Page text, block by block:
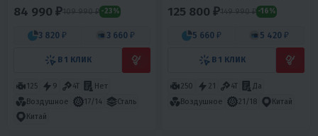
84 990 ₽109 990 ₽ -23%
3 820 ₽ 3 660 ₽
В 1 КЛИК
125 9 4T
Нет
Воздушное
17/14
Сталь
Китай
125 800 ₽149 990 ₽ -16%
5 660 ₽ 5 420 ₽
В 1 КЛИК
250 21 4T
Да
Воздушное
21/18 Китай